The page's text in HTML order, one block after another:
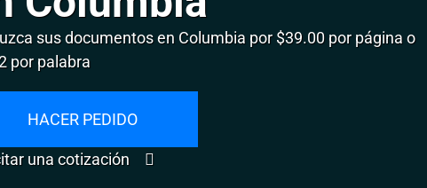
sus documentos en Columbia por $39.00 por página o
por palabra
HACER PEDIDO
una cotización